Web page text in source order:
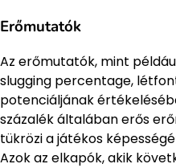
Erőmutatók
Az erőmutatók, mint
slugging percentage,
potenciáljának
százalék általában erős
tükrözi a játékos
Azok az elkapók, akik